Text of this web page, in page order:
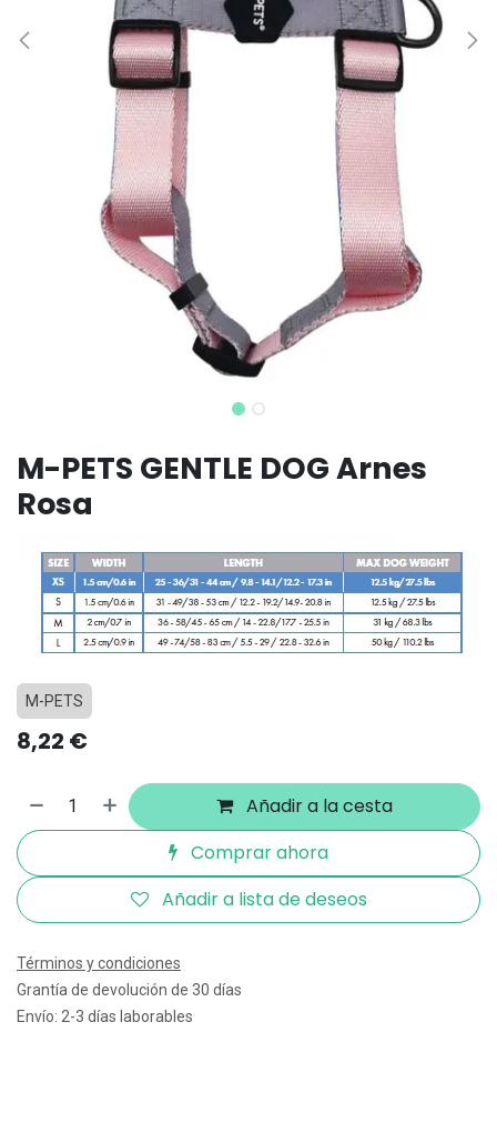
M-PETS GENTLE DOG Arnes
Rosa
M-PETS
8,22 €
Añadir a la cesta
Comprar ahora
Añadir a lista de deseos
Términos y condiciones
Grantía de devolución de 30 días
Envío: 2-3 días laborables